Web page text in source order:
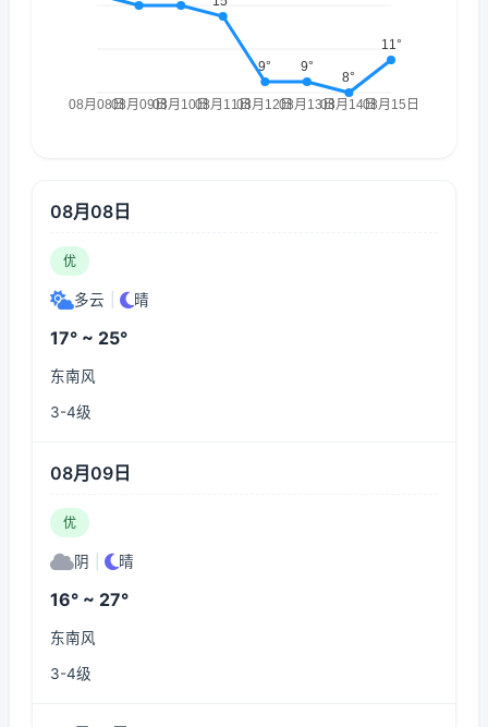
08月08日
优
多云 晴
17° ~ 25°
东南风
3-4级
08月09日
优
阴 晴
16° ~ 27°
东南风
3-4级